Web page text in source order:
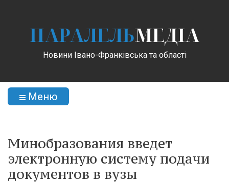
ПАРАЛЕЛЬМЕДІА
Новини Івано-Франківська та області
Меню
Минобразования введет
электронную систему подачи
документов в вузы